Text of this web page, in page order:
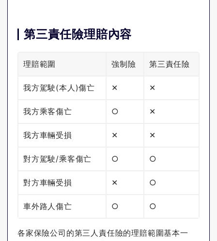
第三責任險理賠內容
理賠範圍 強制險 第三責任險
我方駕駛(本人)傷亡 ✕ ✕
我方乘客傷亡 ○ ✕
我方車輛受損 ✕ ✕
對方駕駛/乘客傷亡 ○ ○
對方車輛受損 ✕ ○
車外路人傷亡 ○ ○
各家保險公司的第三人責任險的理賠範圍基本一